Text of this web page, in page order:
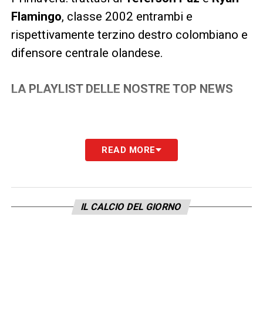
Flamingo, classe 2002 entrambi e
rispettivamente terzino destro colombiano e
difensore centrale olandese.
LA PLAYLIST DELLE NOSTRE TOP NEWS
READ MORE
IL CALCIO DEL GIORNO